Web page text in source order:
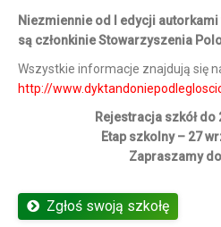
Niezmiennie od I edycji
są członkinie Stowarzyszenia
Wszystkie informacje znajdują się
http://
Rejestracja szkół do
Etap szkolny – 27
Zapraszamy
Zgłoś swoją szkołę